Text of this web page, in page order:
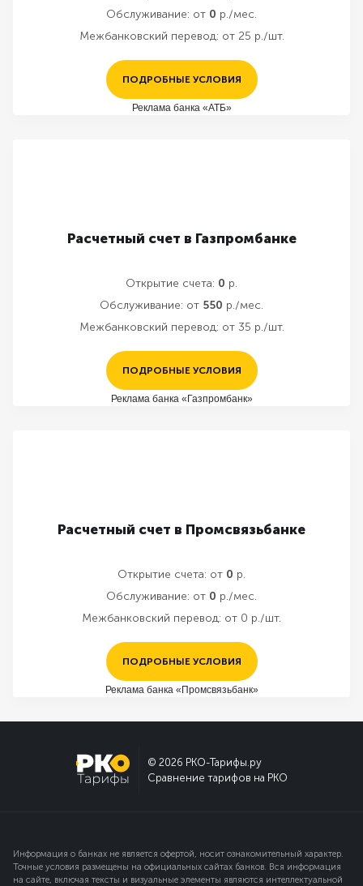
Обслуживание: от 0 р./мес.
Межбанковский перевод: от 25 р./шт.
ПОДРОБНЫЕ УСЛОВИЯ
Реклама банка «АТБ»
Расчетный счет в Газпромбанке
Открытие счета: 0 р.
Обслуживание: от 550 р./мес.
Межбанковский перевод: от 35 р./шт.
ПОДРОБНЫЕ УСЛОВИЯ
Реклама банка «Газпромбанк»
Расчетный счет в Промсвязьбанке
Открытие счета: от 0 р.
Обслуживание: от 0 р./мес.
Межбанковский перевод: от 0 р./шт.
ПОДРОБНЫЕ УСЛОВИЯ
Реклама банка «Промсвязьбанк»
© 2026 РКО-Тарифы.ру
Сравнение тарифов на РКО
Информация о банках не является офертой, носит ознакомительный характер.
Точные условия размещены на официальных сайтах банков. Вся информация
на сайте, включая тексты и визуальные элементы являются интеллектуальной